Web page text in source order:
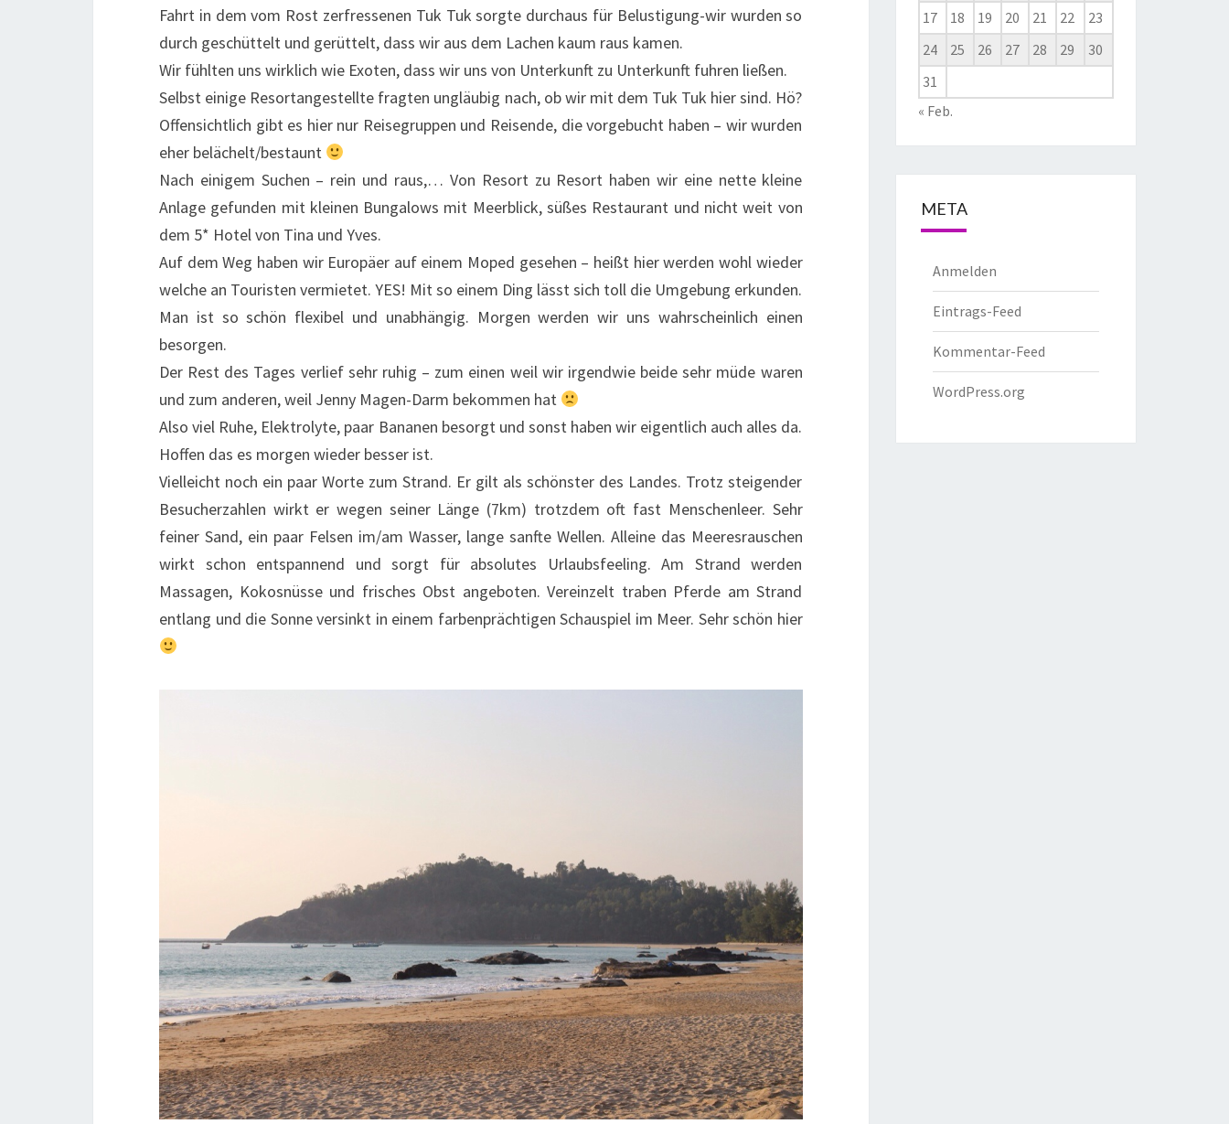
Fahrt in dem vom Rost zerfressenen Tuk Tuk sorgte durchaus für Belustigung-wir wurden so
durch geschüttelt und gerüttelt, dass wir aus dem Lachen kaum raus kamen.
Wir fühlten uns wirklich wie Exoten, dass wir uns von Unterkunft zu Unterkunft fuhren ließen.
Selbst einige Resortangestellte fragten ungläubig nach, ob wir mit dem Tuk Tuk hier sind. Hö?
Offensichtlich gibt es hier nur Reisegruppen und Reisende, die vorgebucht haben – wir wurden
eher belächelt/bestaunt
Nach einigem Suchen – rein und raus,… Von Resort zu Resort haben wir eine nette kleine
Anlage gefunden mit kleinen Bungalows mit Meerblick, süßes Restaurant und nicht weit von
dem 5* Hotel von Tina und Yves.
Auf dem Weg haben wir Europäer auf einem Moped gesehen – heißt hier werden wohl wieder
welche an Touristen vermietet. YES! Mit so einem Ding lässt sich toll die Umgebung erkunden.
Man ist so schön flexibel und unabhängig. Morgen werden wir uns wahrscheinlich einen
besorgen.
Der Rest des Tages verlief sehr ruhig – zum einen weil wir irgendwie beide sehr müde waren
und zum anderen, weil Jenny Magen-Darm bekommen hat
Also viel Ruhe, Elektrolyte, paar Bananen besorgt und sonst haben wir eigentlich auch alles da.
Hoffen das es morgen wieder besser ist.
Vielleicht noch ein paar Worte zum Strand. Er gilt als schönster des Landes. Trotz steigender
Besucherzahlen wirkt er wegen seiner Länge (7km) trotzdem oft fast Menschenleer. Sehr
feiner Sand, ein paar Felsen im/am Wasser, lange sanfte Wellen. Alleine das Meeresrauschen
wirkt schon entspannend und sorgt für absolutes Urlaubsfeeling. Am Strand werden
Massagen, Kokosnüsse und frisches Obst angeboten. Vereinzelt traben Pferde am Strand
entlang und die Sonne versinkt in einem farbenprächtigen Schauspiel im Meer. Sehr schön hier
17
18 19 20 21 22
23
24
25 26 27 28 29
30
31
« Feb.
META
Anmelden
Eintrags-Feed
Kommentar-Feed
WordPress.org